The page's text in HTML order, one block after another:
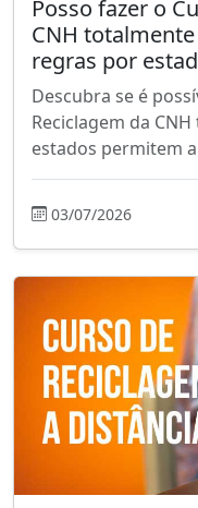
Posso fazer o
CNH
regras por
Descubra se é
Reciclagem da
estados permitem
03/07/2026